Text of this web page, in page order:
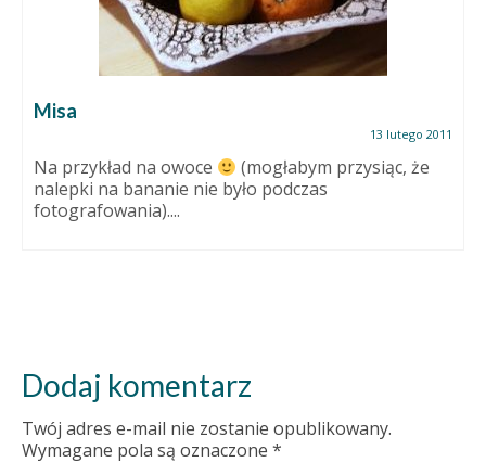
Misa
13 lutego 2011
Na przykład na owoce
(mogłabym przysiąc, że
nalepki na bananie nie było podczas
fotografowania)....
Dodaj komentarz
Twój adres e-mail nie zostanie opublikowany.
Wymagane pola są oznaczone *